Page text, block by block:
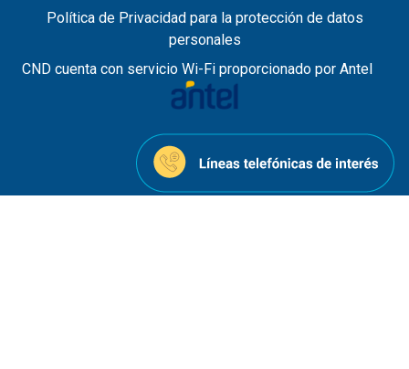
Política de Privacidad para la protección de datos
personales
CND cuenta con servicio Wi-Fi proporcionado por Antel